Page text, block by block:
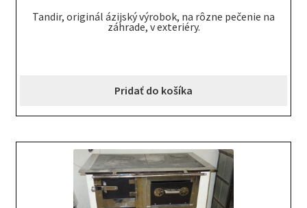
Tandir, originál ázijský výrobok, na rôzne pečenie na
záhrade, v exteriéry.
Pridať do košíka